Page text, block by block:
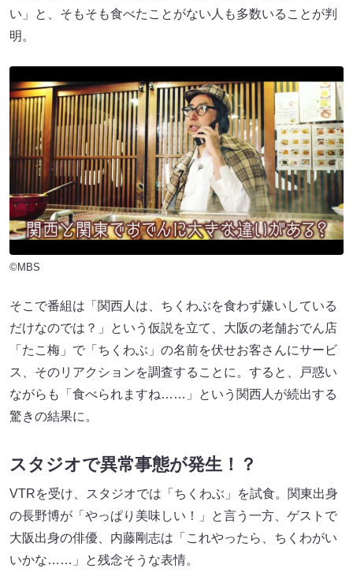
い」と、そもそも食べたことがない人も多数いることが判
明。
©MBS
そこで番組は「関西人は、ちくわぶを食わず嫌いしている
だけなのでは？」という仮説を立て、大阪の老舗おでん店
「たこ梅」で「ちくわぶ」の名前を伏せお客さんにサービ
ス、そのリアクションを調査することに。すると、戸惑い
ながらも「食べられますね……」という関西人が続出する
驚きの結果に。
スタジオで異常事態が発生！？
VTRを受け、スタジオでは「ちくわぶ」を試食。関東出身
の長野博が「やっぱり美味しい！」と言う一方、ゲストで
大阪出身の俳優、内藤剛志は「これやったら、ちくわがい
いかな……」と残念そうな表情。